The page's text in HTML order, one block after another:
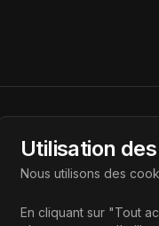
artificielle, vous aidant
Utilisation
Nous utilisons des
En cliquant sur "Tout